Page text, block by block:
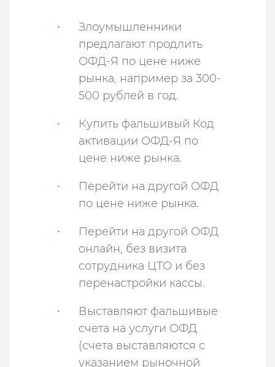
Злоумышленники
предлагают продлить
ОФД-Я по цене ниже
рынка, например за 300-
500 рублей в год.
Купить фальшивый Код
активации ОФД-Я по
цене ниже рынка.
Перейти на другой ОФД
по цене ниже рынка.
Перейти на другой ОФД
онлайн, без визита
сотрудника ЦТО и без
перенастройки кассы.
Выставляют фальшивые
счета на услуги ОФД
(счета выставляются с
указанием рыночной